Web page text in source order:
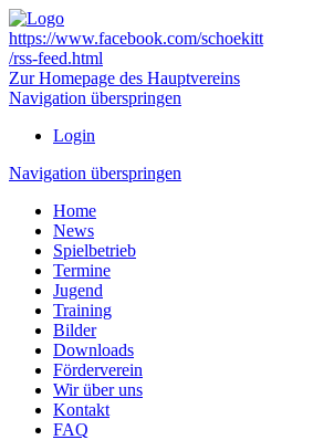
https://www.facebook.com/schoekitt
/rss-feed.html
Zur Homepage des Hauptvereins
Navigation überspringen
Login
Navigation überspringen
Home
News
Spielbetrieb
Termine
Jugend
Training
Bilder
Downloads
Förderverein
Wir über uns
Kontakt
FAQ